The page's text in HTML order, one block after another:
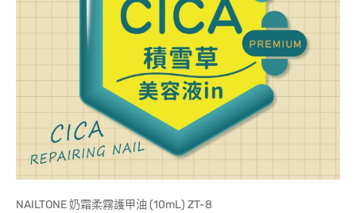
NAILTONE 奶霜柔霧護甲油 (10mL) ZT-8